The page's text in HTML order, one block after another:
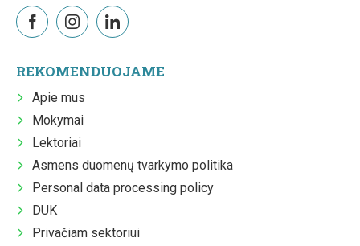
REKOMENDUOJAME
Apie mus
Mokymai
Lektoriai
Asmens duomenų tvarkymo politika
Personal data processing policy
DUK
Privačiam sektoriui